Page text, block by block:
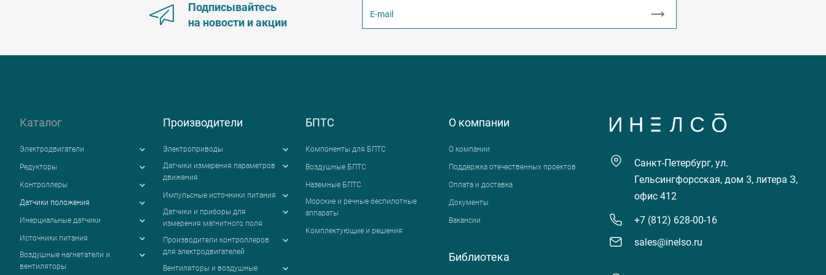
Подписывайтесь
на новости и акции
Каталог
Электродвигатели
Редукторы
Контроллеры
Датчики положения
Инерциальные датчики
Источники питания
Воздушные нагнетатели и
вентиляторы
Производители
Электроприводы
Датчики измерения параметров
движения
Импульсные источники питания
Датчики и приборы для
измерения магнитного поля
Производители контроллеров
для электродвигателей
Вентиляторы и воздушные
БПТС
Компоненты для БПТС
Воздушные БПТС
Наземные БПТС
Морские и речные беспилотные
аппараты
Комплектующие и решения
О компании
О компании
Поддержка отечественных проектов
Оплата и доставка
Документы
Вакансии
Библиотека
Санкт-Петербург, ул.
Гельсингфорсская, дом 3, литера З,
офис 412
+7 (812) 628-00-16
sales@inelso.ru